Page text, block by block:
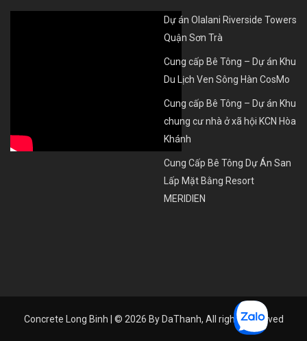
Dự án Olalani Riverside Towers
Quận Sơn Trà
Cung cấp Bê Tông – Dự án Khu
Du Lịch Ven Sông Hàn CosMo
Cung cấp Bê Tông – Dự án Khu
chung cư nhà ở xã hội KCN Hòa
Khánh
Cung Cấp Bê Tông Dự Án San
Lấp Mặt Bằng Resort
MERIDIEN
Concrete Long Binh | © 2026 By DaThanh, All rights reserved